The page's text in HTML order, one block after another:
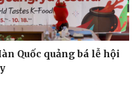
Quốc quảng bá lễ hội